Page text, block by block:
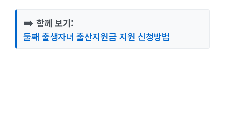
➡️ 함께 보기:
둘째 출생자녀 출산지원금 지원 신청방법